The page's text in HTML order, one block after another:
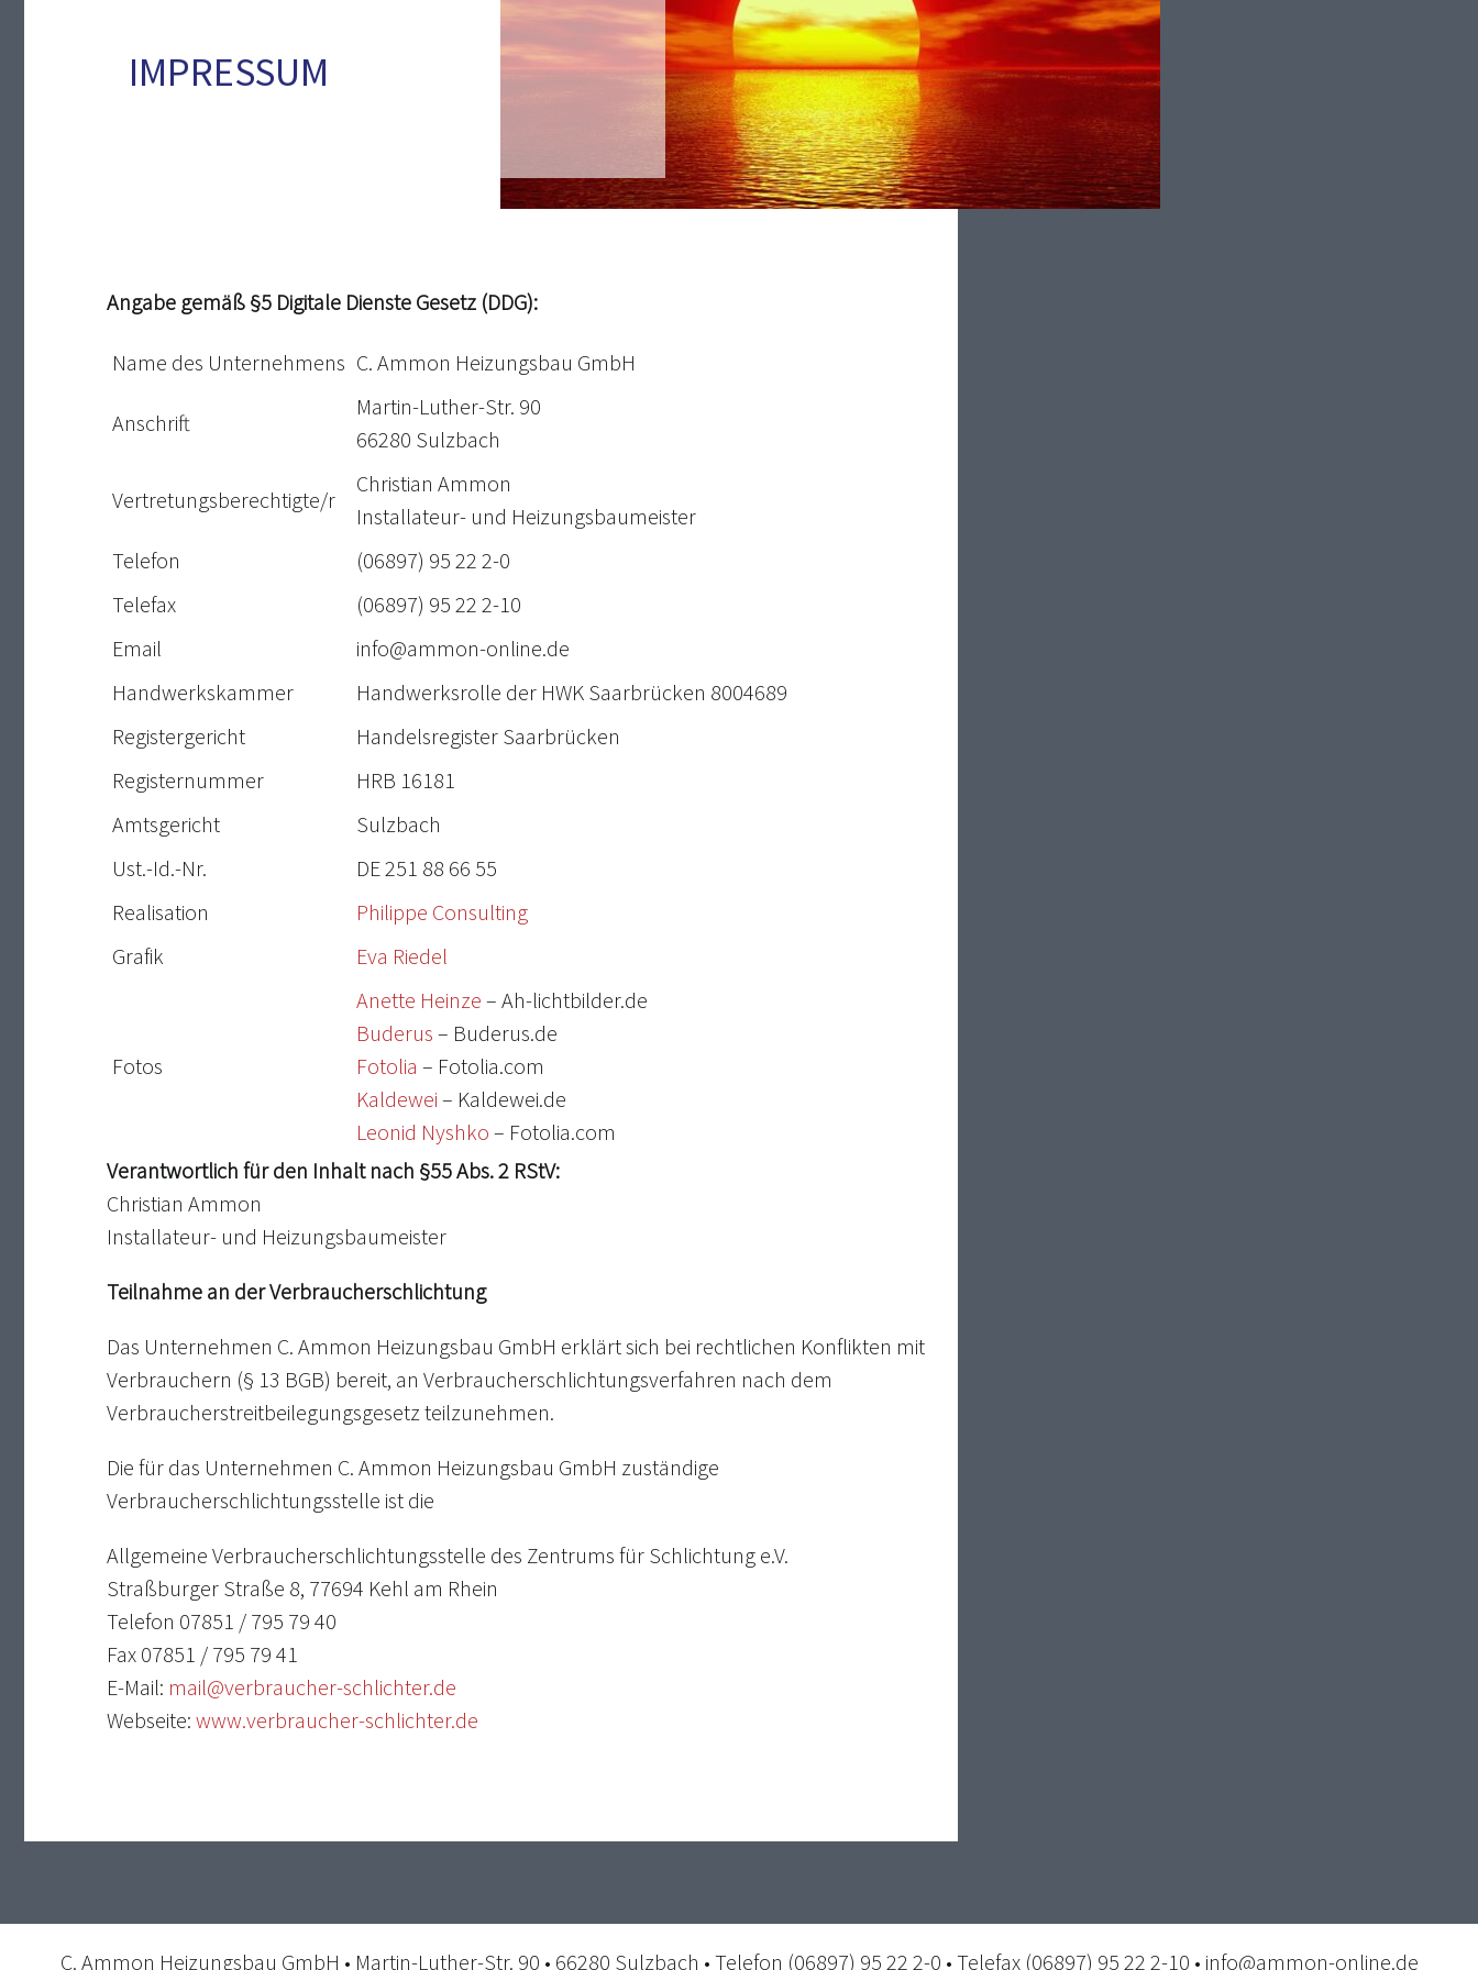
IMPRESSUM
Angabe gemäß §5 Digitale Dienste Gesetz (DDG):
Name des Unternehmens C. Ammon Heizungsbau GmbH
Anschrift
Martin-Luther-Str. 90
66280 Sulzbach
Vertretungsberechtigte/r
Christian Ammon
Installateur- und Heizungsbaumeister
Telefon
(06897) 95 22 2-0
Telefax
(06897) 95 22 2-10
Email
info@ammon-online.de
Handwerkskammer
Handwerksrolle der HWK Saarbrücken 8004689
Registergericht
Handelsregister Saarbrücken
Registernummer
HRB 16181
Amtsgericht
Sulzbach
Ust.-Id.-Nr.
DE 251 88 66 55
Realisation
Philippe Consulting
Grafik
Eva Riedel
Fotos
Anette Heinze – Ah-lichtbilder.de
Buderus – Buderus.de
Fotolia – Fotolia.com
Kaldewei – Kaldewei.de
Leonid Nyshko – Fotolia.com
Verantwortlich für den Inhalt nach §55 Abs. 2 RStV:
Christian Ammon
Installateur- und Heizungsbaumeister
Teilnahme an der Verbraucherschlichtung
Das Unternehmen C. Ammon Heizungsbau GmbH erklärt sich bei rechtlichen Konflikten mit
Verbrauchern (§ 13 BGB) bereit, an Verbraucherschlichtungsverfahren nach dem
Verbraucherstreitbeilegungsgesetz teilzunehmen.
Die für das Unternehmen C. Ammon Heizungsbau GmbH zuständige
Verbraucherschlichtungsstelle ist die
Allgemeine Verbraucherschlichtungsstelle des Zentrums für Schlichtung e.V.
Straßburger Straße 8, 77694 Kehl am Rhein
Telefon 07851 / 795 79 40
Fax 07851 / 795 79 41
E-Mail: mail@verbraucher-schlichter.de
Webseite: www.verbraucher-schlichter.de
C. Ammon Heizungsbau GmbH • Martin-Luther-Str. 90 • 66280 Sulzbach • Telefon (06897) 95 22 2-0 • Telefax (06897) 95 22 2-10 • info@ammon-online.de